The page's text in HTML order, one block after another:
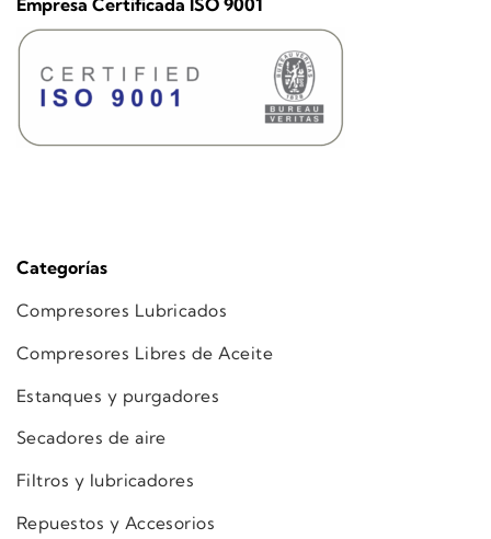
Categorías
Compresores Lubricados
Compresores Libres de Aceite
Estanques y purgadores
Secadores de aire
Filtros y lubricadores
Repuestos y Accesorios
Empresa Certificada ISO 9001